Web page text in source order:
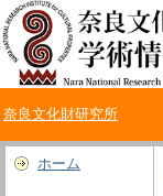
奈良文化財研究所
ホーム